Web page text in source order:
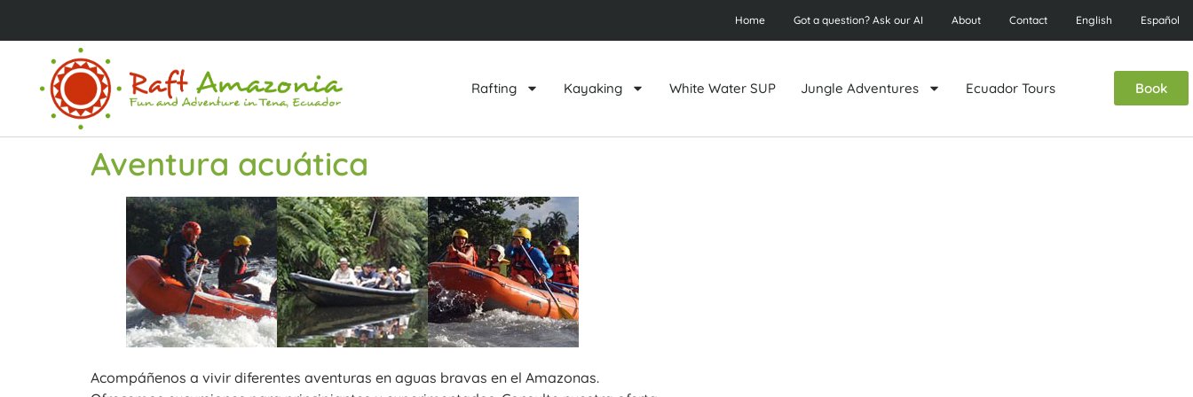
Home Got a question? Ask our AI About Contact English Español
Rafting Kayaking White Water SUP Jungle Adventures Ecuador Tours Book
Aventura acuática
Acompáñenos a vivir diferentes aventuras en aguas bravas en el Amazonas.